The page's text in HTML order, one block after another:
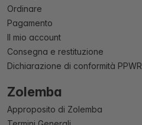
Ordinare
Pagamento
Il mio account
Consegna e restituzione
Dichiarazione di conformità PPWR
Zolemba
Approposito di Zolemba